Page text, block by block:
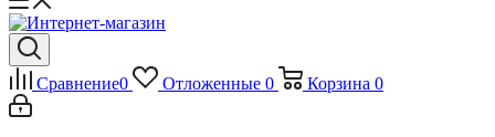
Сравнение0 Отложенные 0 Корзина 0